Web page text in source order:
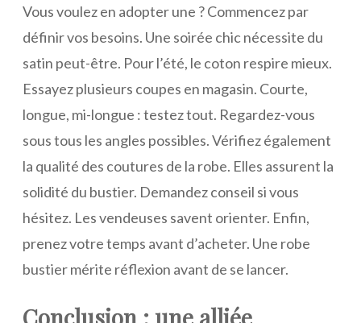
Vous voulez en adopter une ? Commencez par
définir vos besoins. Une soirée chic nécessite du
satin peut-être. Pour l’été, le coton respire mieux.
Essayez plusieurs coupes en magasin. Courte,
longue, mi-longue : testez tout. Regardez-vous
sous tous les angles possibles. Vérifiez également
la qualité des coutures de la robe. Elles assurent la
solidité du bustier. Demandez conseil si vous
hésitez. Les vendeuses savent orienter. Enfin,
prenez votre temps avant d’acheter. Une robe
bustier mérite réflexion avant de se lancer.
Conclusion : une alliée